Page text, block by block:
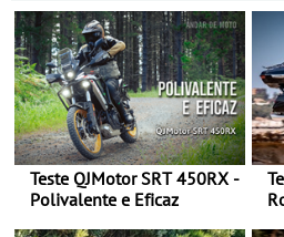
Teste QJMotor SRT 450RX -
Polivalente e Eficaz